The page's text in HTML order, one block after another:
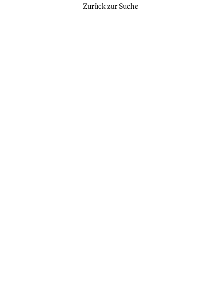
Zurück zur Suche